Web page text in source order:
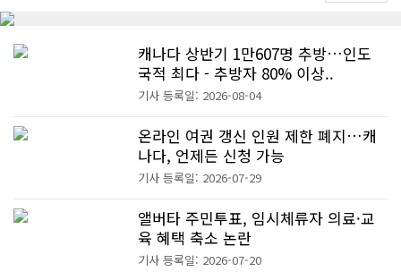
캐나다 상반기 1만607명 추방…인도
국적 최다 - 추방자 80% 이상..
기사 등록일: 2026-08-04
온라인 여권 갱신 인원 제한 폐지…캐
나다, 언제든 신청 가능
기사 등록일: 2026-07-29
앨버타 주민투표, 임시체류자 의료·교
육 혜택 축소 논란
기사 등록일: 2026-07-20